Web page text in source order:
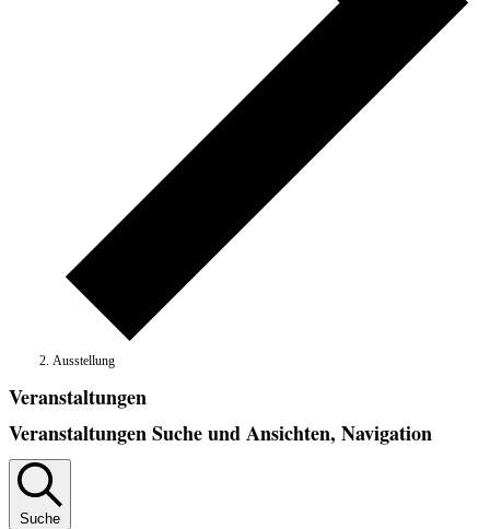
Ausstellung
Veranstaltungen
Veranstaltungen Suche und Ansichten, Navigation
Suche